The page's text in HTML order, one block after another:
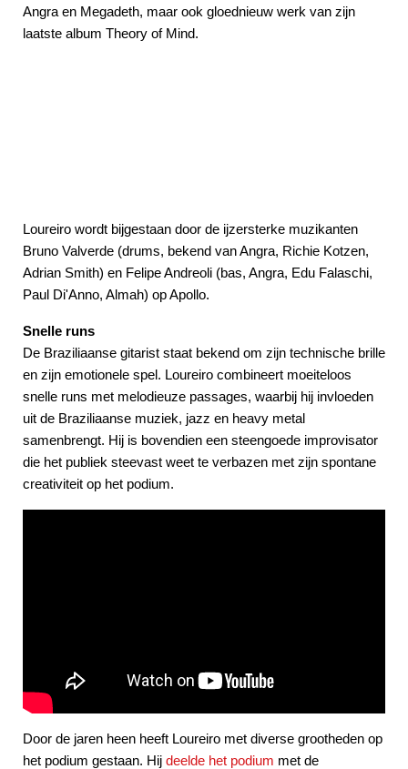
Angra en Megadeth, maar ook gloednieuw werk van zijn
laatste album Theory of Mind.
Loureiro wordt bijgestaan door de ijzersterke muzikanten
Bruno Valverde (drums, bekend van Angra, Richie Kotzen,
Adrian Smith) en Felipe Andreoli (bas, Angra, Edu Falaschi,
Paul Di'Anno, Almah) op Apollo.
Snelle runs
De Braziliaanse gitarist staat bekend om zijn technische brille
en zijn emotionele spel. Loureiro combineert moeiteloos
snelle runs met melodieuze passages, waarbij hij invloeden
uit de Braziliaanse muziek, jazz en heavy metal
samenbrengt. Hij is bovendien een steengoede improvisator
die het publiek steevast weet te verbazen met zijn spontane
creativiteit op het podium.
Door de jaren heen heeft Loureiro met diverse grootheden op
het podium gestaan. Hij deelde het podium met de